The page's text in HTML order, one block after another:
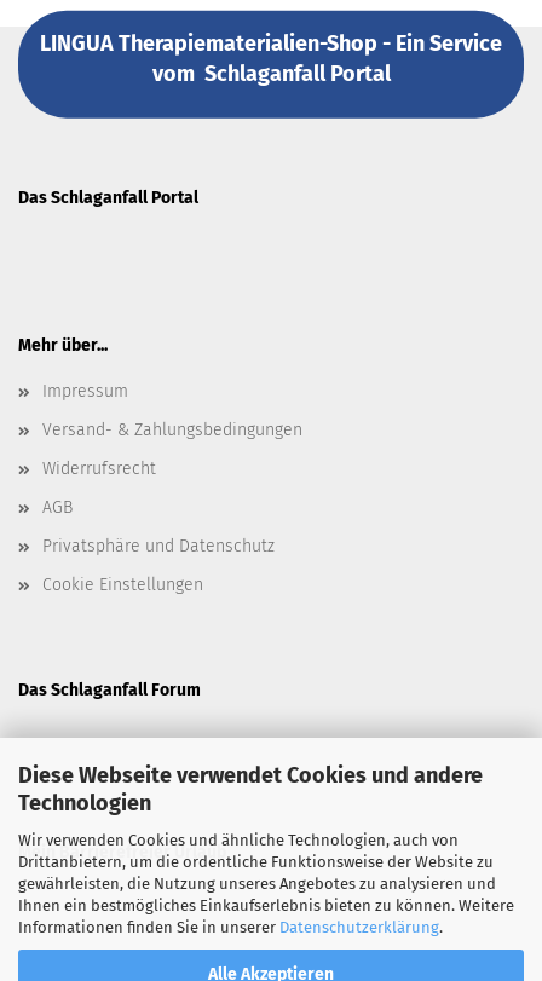
Diese Webseite verwendet Cookies und andere
Technologien
Wir verwenden Cookies und ähnliche Technologien, auch von
Drittanbietern, um die ordentliche Funktionsweise der Website zu
gewährleisten, die Nutzung unseres Angebotes zu analysieren und
Ihnen ein bestmögliches Einkaufserlebnis bieten zu können. Weitere
Informationen finden Sie in unserer Datenschutzerklärung.
Alle Akzeptieren
LINGUA Therapiematerialien-Shop - Ein Service
vom Schlaganfall Portal
Das Schlaganfall Portal
Mehr über...
Impressum
Versand- & Zahlungsbedingungen
Widerrufsrecht
AGB
Privatsphäre und Datenschutz
Cookie Einstellungen
Das Schlaganfall Forum
Mein Barrierefreier Urlaub